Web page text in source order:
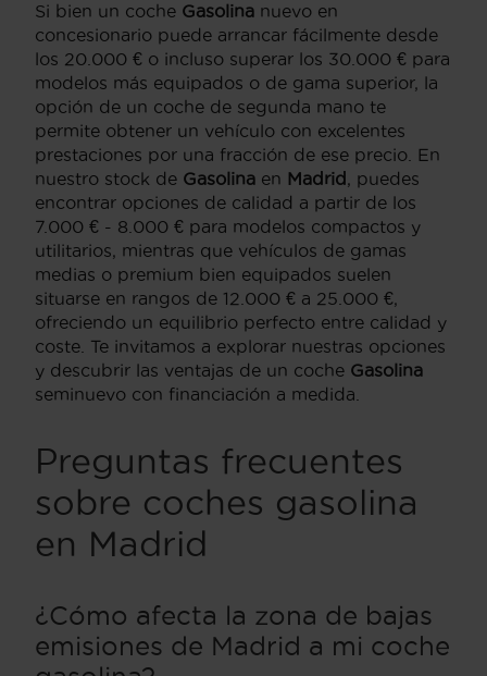
Si bien un coche Gasolina nuevo en
concesionario puede arrancar fácilmente desde
los 20.000 € o incluso superar los 30.000 € para
modelos más equipados o de gama superior, la
opción de un coche de segunda mano te
permite obtener un vehículo con excelentes
prestaciones por una fracción de ese precio. En
nuestro stock de Gasolina en Madrid
, puedes
encontrar opciones de calidad a partir de los
7.000 € - 8.000 € para modelos compactos y
utilitarios, mientras que vehículos de gamas
medias o premium bien equipados suelen
situarse en rangos de 12.000 € a 25.000 €,
ofreciendo un equilibrio perfecto entre calidad y
coste. Te invitamos a explorar nuestras opciones
y descubrir las ventajas de un coche Gasolina
seminuevo con financiación a medida.
Preguntas frecuentes
sobre coches gasolina
en Madrid
¿Cómo afecta la zona de bajas
emisiones de Madrid a mi coche